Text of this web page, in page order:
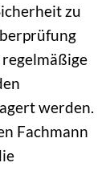
zu
werden.
Fachmann